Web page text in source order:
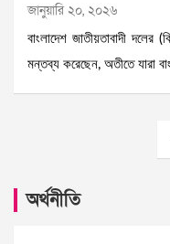
জানুয়ারি ২০, ২০২৬
বাংলাদেশ জাতীয়তাবাদী
মন্তব্য করেছেন, অতীতে যারা
অর্থনীতি